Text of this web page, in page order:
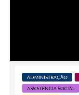
ADMINISTRAÇÃO
ASSISTÊNCIA SOCIAL